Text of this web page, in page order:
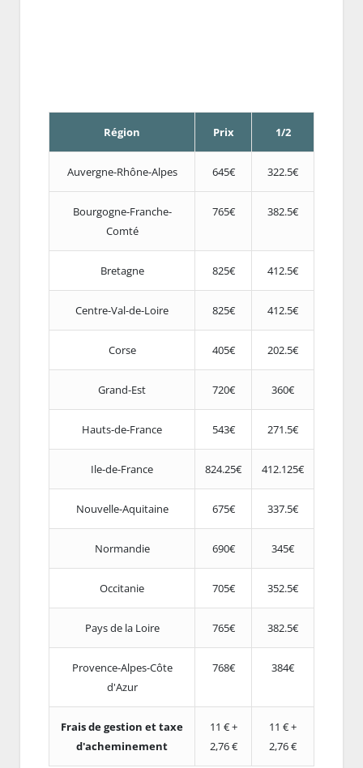
Région Prix 1/2
Auvergne-Rhône-Alpes 645€ 322.5€
Bourgogne-Franche-
Comté
765€ 382.5€
Bretagne 825€ 412.5€
Centre-Val-de-Loire 825€ 412.5€
Corse 405€ 202.5€
Grand-Est 720€ 360€
Hauts-de-France 543€ 271.5€
Ile-de-France 824.25€ 412.125€
Nouvelle-Aquitaine 675€ 337.5€
Normandie 690€ 345€
Occitanie 705€ 352.5€
Pays de la Loire 765€ 382.5€
Provence-Alpes-Côte
d'Azur
768€ 384€
Frais de gestion et taxe
d'acheminement
11 € +
2,76 €
11 € +
2,76 €